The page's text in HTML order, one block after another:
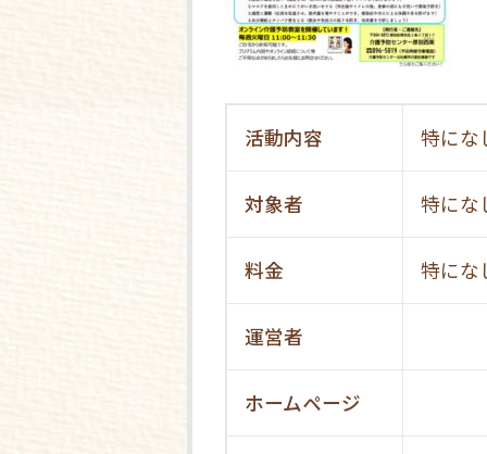
活動内容 特にな
対象者 特にな
料金 特にな
運営者
ホームページ